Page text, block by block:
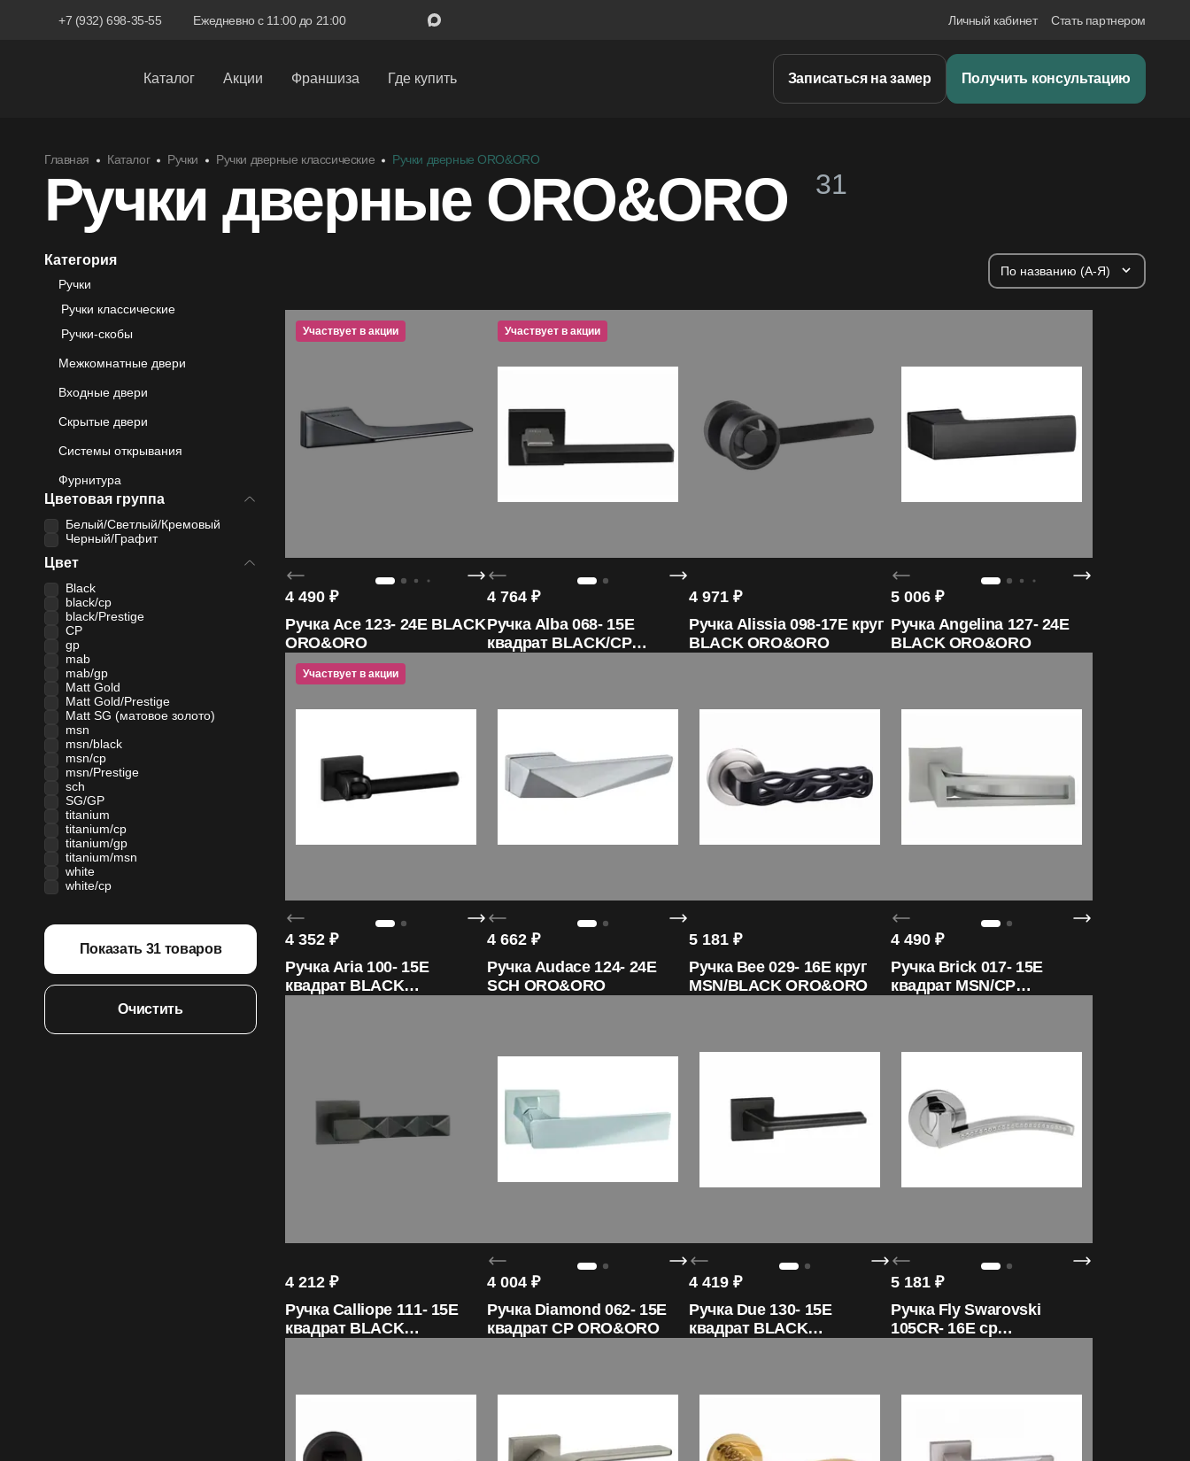
+7 (932) 698-35-55 Ежедневно с 11:00 до 21:00 Личный кабинет Стать партнером
Каталог Акции Франшиза Где купить Записаться на замер Получить консультацию
Входные двери
Скрытые двери
Ручки
Фурнитура
Входные двери
Скрытые двери
Ручки
Средняя оценка на Яндекс Картах
20+
Главная Каталог Ручки Ручки дверные классические Ручки дверные ORO&ORO
Ручки дверные ORO&ORO 31
Категория
Ручки
Ручки классические
Ручки-скобы
Межкомнатные двери
Входные двери
Скрытые двери
Системы открывания
Фурнитура
Цветовая группа
Белый/Светлый/Кремовый
Черный/Графит
Цвет
Black
black/cp
black/Prestige
CP
gp
mab
mab/gp
Matt Gold
Matt Gold/Prestige
Matt SG (матовое золото)
msn
msn/black
msn/cp
msn/Prestige
sch
SG/GP
titanium
titanium/cp
titanium/gp
titanium/msn
white
white/cp
Показать 31 товаров
Очистить
По названию (А-Я)
Участвует в акции Участвует в акции
4 490 ₽
Ручка Ace 123- 24E BLACK
ORO&ORO
Участвует в акции
4 764 ₽
Ручка Alba 068- 15E
квадрат BLACK/CP
4 971 ₽
Ручка Alissia 098-17E круг
BLACK ORO&ORO
5 006 ₽
Ручка Angelina 127- 24E
BLACK ORO&ORO
Участвует в акции
4 352 ₽
Ручка Aria 100- 15E
квадрат BLACK
4 662 ₽
Ручка Audace 124- 24E
SCH ORO&ORO
5 181 ₽
Ручка Bee 029- 16E круг
MSN/BLACK ORO&ORO
4 490 ₽
Ручка Brick 017- 15E
квадрат MSN/CP
4 212 ₽
Ручка Calliope 111- 15E
квадрат BLACK
4 004 ₽
Ручка Diamond 062- 15E
квадрат CP ORO&ORO
4 419 ₽
Ручка Due 130- 15E
квадрат BLACK
5 181 ₽
Ручка Fly Swarovski
105CR- 16E cp